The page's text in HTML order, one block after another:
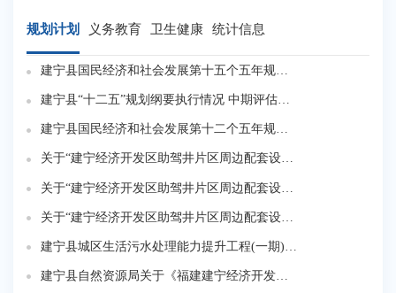
规划计划 义务教育 卫生健康 统计信息
建宁县国民经济和社会发展第十五个五年规划纲要
建宁县“十二五”规划纲要执行情况 中期评估报告
建宁县国民经济和社会发展第十二个五年规划纲要
关于“建宁经济开发区助驾井片区周边配套设施建设项目—公共绿地及其附属设施项目”选址的批前公示